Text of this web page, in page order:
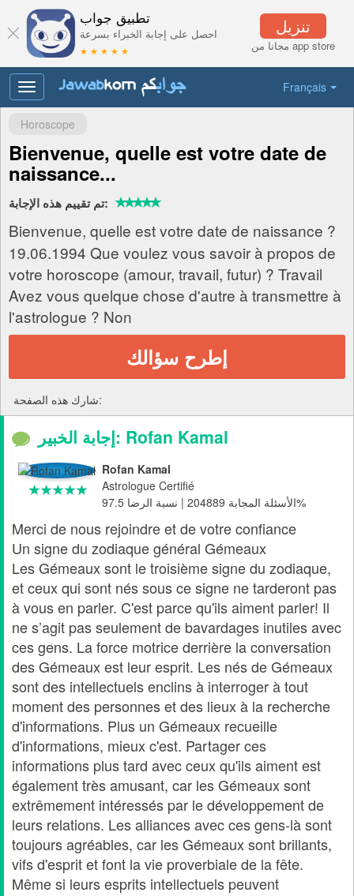
تنزيل
مجانا من app store
تطبيق جواب
احصل على إجابة الخبراء بسرعة
★ ★ ★ ★ ★
Français
Toggle
navigation
Horoscope
Bienvenue, quelle est votre date de
naissance...
تم تقييم هذه الإجابة:
Bienvenue, quelle est votre date de naissance ?
19.06.1994 Que voulez vous savoir à propos de
votre horoscope (amour, travail, futur) ? Travail
Avez vous quelque chose d'autre à transmettre à
l'astrologue ? Non
إطرح سؤالك
شارك هذه الصفحة:
إجابة الخبير: Rofan Kamal
Rofan Kamal
Astrologue Certifié
الأسئلة المجابة 204889 | نسبة الرضا 97.5%
Merci de nous rejoindre et de votre confiance
Un signe du zodiaque général Gémeaux
Les Gémeaux sont le troisième signe du zodiaque,
et ceux qui sont nés sous ce signe ne tarderont pas
à vous en parler. C'est parce qu'ils aiment parler! Il
ne s’agit pas seulement de bavardages inutiles avec
ces gens. La force motrice derrière la conversation
des Gémeaux est leur esprit. Les nés de Gémeaux
sont des intellectuels enclins à interroger à tout
moment des personnes et des lieux à la recherche
d'informations. Plus un Gémeaux recueille
d'informations, mieux c'est. Partager ces
informations plus tard avec ceux qu'ils aiment est
également très amusant, car les Gémeaux sont
extrêmement intéressés par le développement de
leurs relations. Les alliances avec ces gens-là sont
toujours agréables, car les Gémeaux sont brillants,
vifs d'esprit et font la vie proverbiale de la fête.
Même si leurs esprits intellectuels peuvent